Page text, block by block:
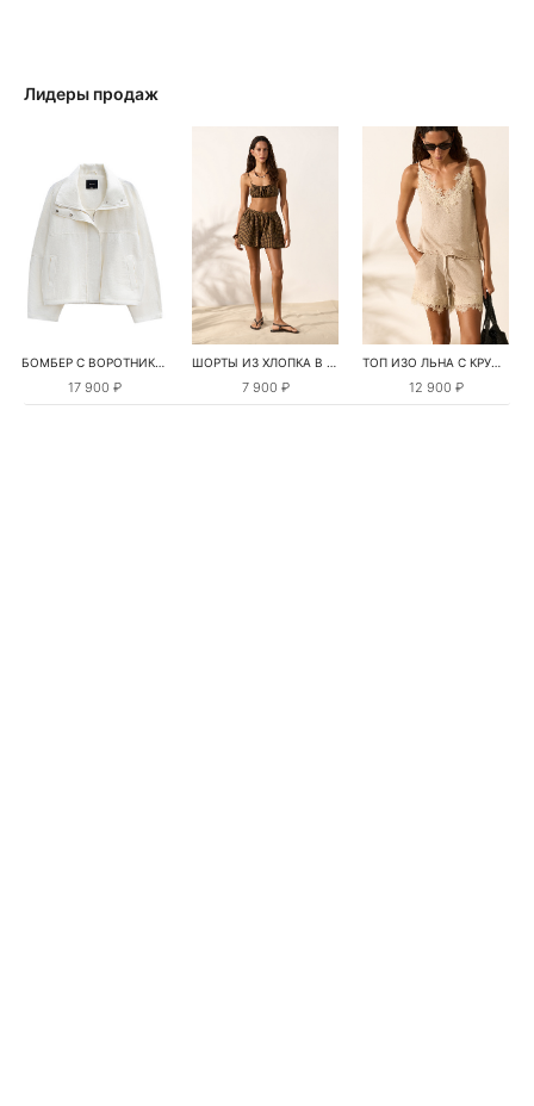
Лидеры продаж
БОМБЕР С ВОРОТНИКОМ-СТОЙКОЙ
17 900 ₽
ШОРТЫ ИЗ ХЛОПКА В КЛЕТКУ
7 900 ₽
ТОП ИЗО ЛЬНА С КРУЖЕВОМ
12 900 ₽